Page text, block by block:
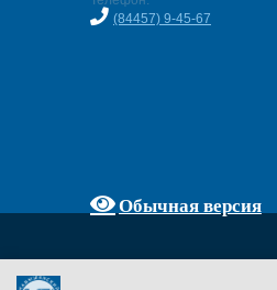
(84457) 9-45-67
Обычная версия